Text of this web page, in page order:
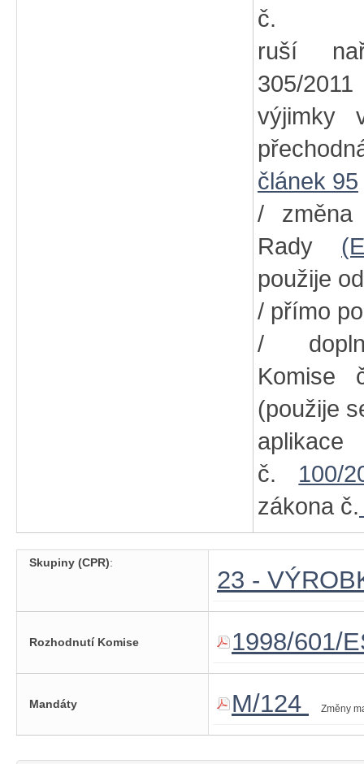
ruší
305/
článek 95
/ změna
Rady
použije
/ přímo
/
(použije
č. 100/
zákona č.
Skupiny (CPR):
23 -
Rozhodnutí Komise 1998/601/
Mandáty M/124 Změny